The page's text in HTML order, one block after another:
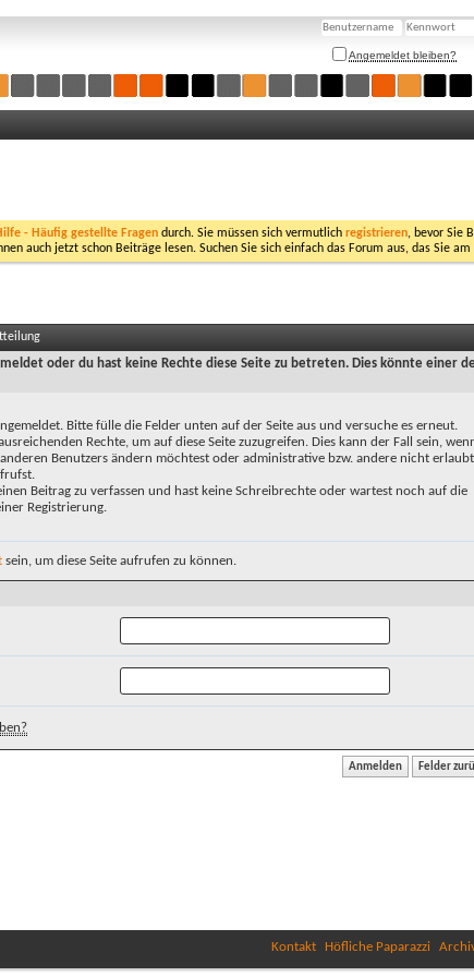
Angemeldet bleiben?
- Häufig gestellte Fragen durch. Sie müssen sich vermutlich registrieren, bevor Sie
auch jetzt schon Beiträge lesen. Suchen Sie sich einfach das Forum aus, das Sie
oder du hast keine Rechte diese Seite zu betreten. Dies könnte einer
Bitte fülle die Felder unten auf der Seite aus und versuche es erneut.
Rechte, um auf diese Seite zuzugreifen. Dies kann der Fall sein,
anderen Benutzers ändern möchtest oder administrative bzw. andere nicht
Beitrag zu verfassen und hast keine Schreibrechte oder wartest noch auf die
Registrierung.
sein, um diese Seite aufrufen zu können.
Kontakt Höfliche Paparazzi